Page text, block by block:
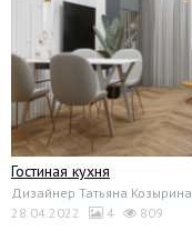
Гостиная кухня
Дизайнер Татьяна Козырина
28.04.2022
4 809